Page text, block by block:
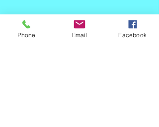
Phone Email Facebook